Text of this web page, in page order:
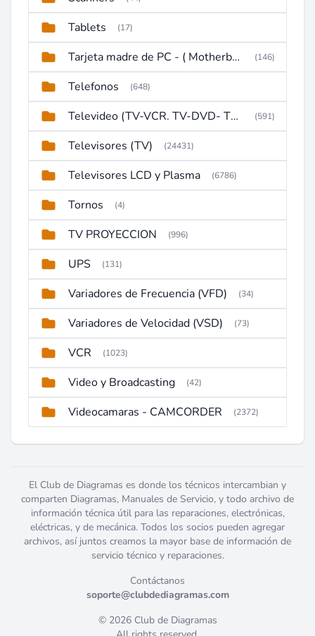
Tablets (17)
Tarjeta madre de PC - ( Motherboard ) (146)
Telefonos (648)
Televideo (TV-VCR. TV-DVD- TV-DVD-VCR) (591)
Televisores (TV) (24431)
Televisores LCD y Plasma (6786)
Tornos (4)
TV PROYECCION (996)
UPS (131)
Variadores de Frecuencia (VFD) (34)
Variadores de Velocidad (VSD) (73)
VCR (1023)
Video y Broadcasting (42)
Videocamaras - CAMCORDER (2372)
El Club de Diagramas es donde los técnicos intercambian y
comparten Diagramas, Manuales de Servicio, y todo archivo de
información técnica útil para las reparaciones, electrónicas,
eléctricas, y de mecánica. Todos los socios pueden agregar
archivos, así juntos creamos la mayor base de información de
servicio técnico y reparaciones.
Contáctanos
soporte@clubdediagramas.com
© 2026 Club de Diagramas